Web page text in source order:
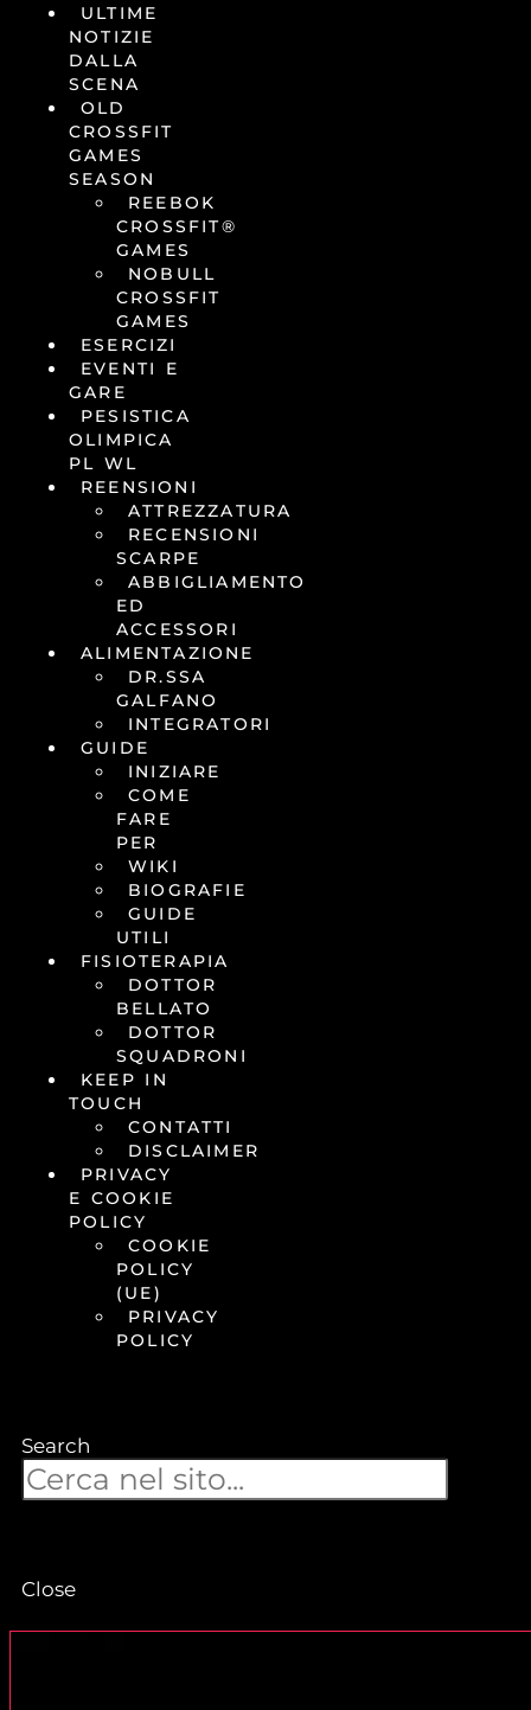
ULTIME
NOTIZIE
DALLA
SCENA
OLD
CROSSFIT
GAMES
SEASON
REEBOK
CROSSFIT®
GAMES
NOBULL
CROSSFIT
GAMES
ESERCIZI
EVENTI E
GARE
PESISTICA
OLIMPICA
PL WL
REENSIONI
ATTREZZATURA
RECENSIONI
SCARPE
ABBIGLIAMENTO
ED
ACCESSORI
ALIMENTAZIONE
DR.SSA
GALFANO
INTEGRATORI
GUIDE
INIZIARE
COME
FARE
PER
WIKI
BIOGRAFIE
GUIDE
UTILI
FISIOTERAPIA
DOTTOR
BELLATO
DOTTOR
SQUADRONI
KEEP IN
TOUCH
CONTATTI
DISCLAIMER
PRIVACY
E COOKIE
POLICY
COOKIE
POLICY
(UE)
PRIVACY
POLICY
Search
Close